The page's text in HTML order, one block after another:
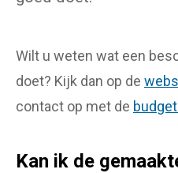
Wilt u weten wat een
doet? Kijk dan op de
contact op met de
Kan ik de